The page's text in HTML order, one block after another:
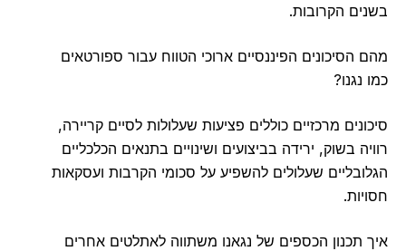
בשנים הקרובות.
מהם הסיכונים הפיננסיים ארוכי הטווח עבור ספורטאים
כמו נגנו?
סיכונים מרכזיים כוללים פציעות שעלולות לסיים קריירה,
רוויה בשוק, ירידה בביצועים ושינויים בתנאים הכלכליים
הגלובליים שעלולים להשפיע על סכומי הקרבות ועסקאות
חסויות.
איך תכנון הכספים של נגאנו משתווה לאתלטים אחרים